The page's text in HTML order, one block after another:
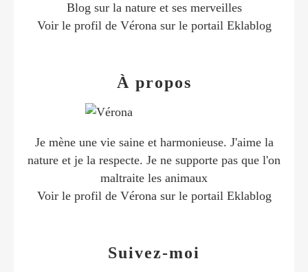
Blog sur la nature et ses merveilles
Voir le profil de Vérona sur le portail Eklablog
Suivez-moi
À propos
Je mène une vie saine et harmonieuse. J'aime la
nature et je la respecte. Je ne supporte pas que l'on
maltraite les animaux
Voir le profil de Vérona sur le portail Eklablog